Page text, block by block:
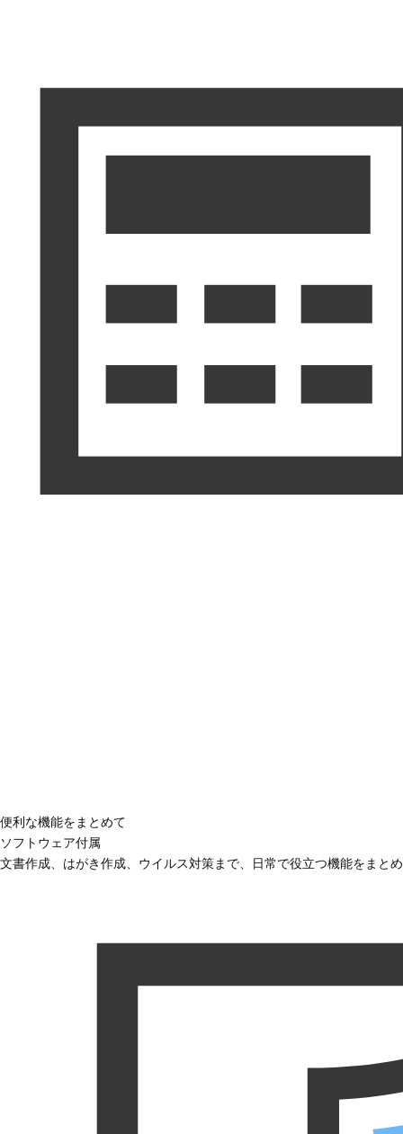
便利な機能をまとめて
ソフトウェア付属
文書作成、はがき作成、ウイルス対策まで、日常で役立つ機能をまと